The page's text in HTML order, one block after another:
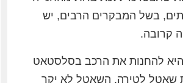
בשל המבקרים הרבים, יש
קרובה.
להחנות את הרכב בסלסטאט
שאטל לטירה, השאטל לא יקר